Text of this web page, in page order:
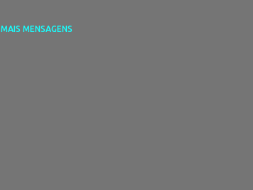
MAIS MENSAGENS